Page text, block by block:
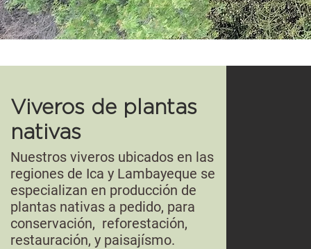
Viveros de plantas
nativas
Nuestros viveros ubicados en las
regiones de Ica y Lambayeque se
especializan en producción de
plantas nativas a pedido, para
conservación, reforestación,
restauración, y paisajísmo.